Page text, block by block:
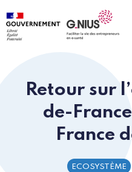
Panneau de gestion des
Aller au contenu
Aller à la navigation
Retour sur
de-
France
ECOSYSTÈME